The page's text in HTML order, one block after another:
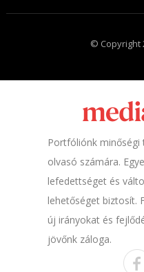
© Copyright
Portfóliónk
olvasó számára.
lefedettséget és
lehetőséget biztosít.
új irányokat és
jövőnk záloga.